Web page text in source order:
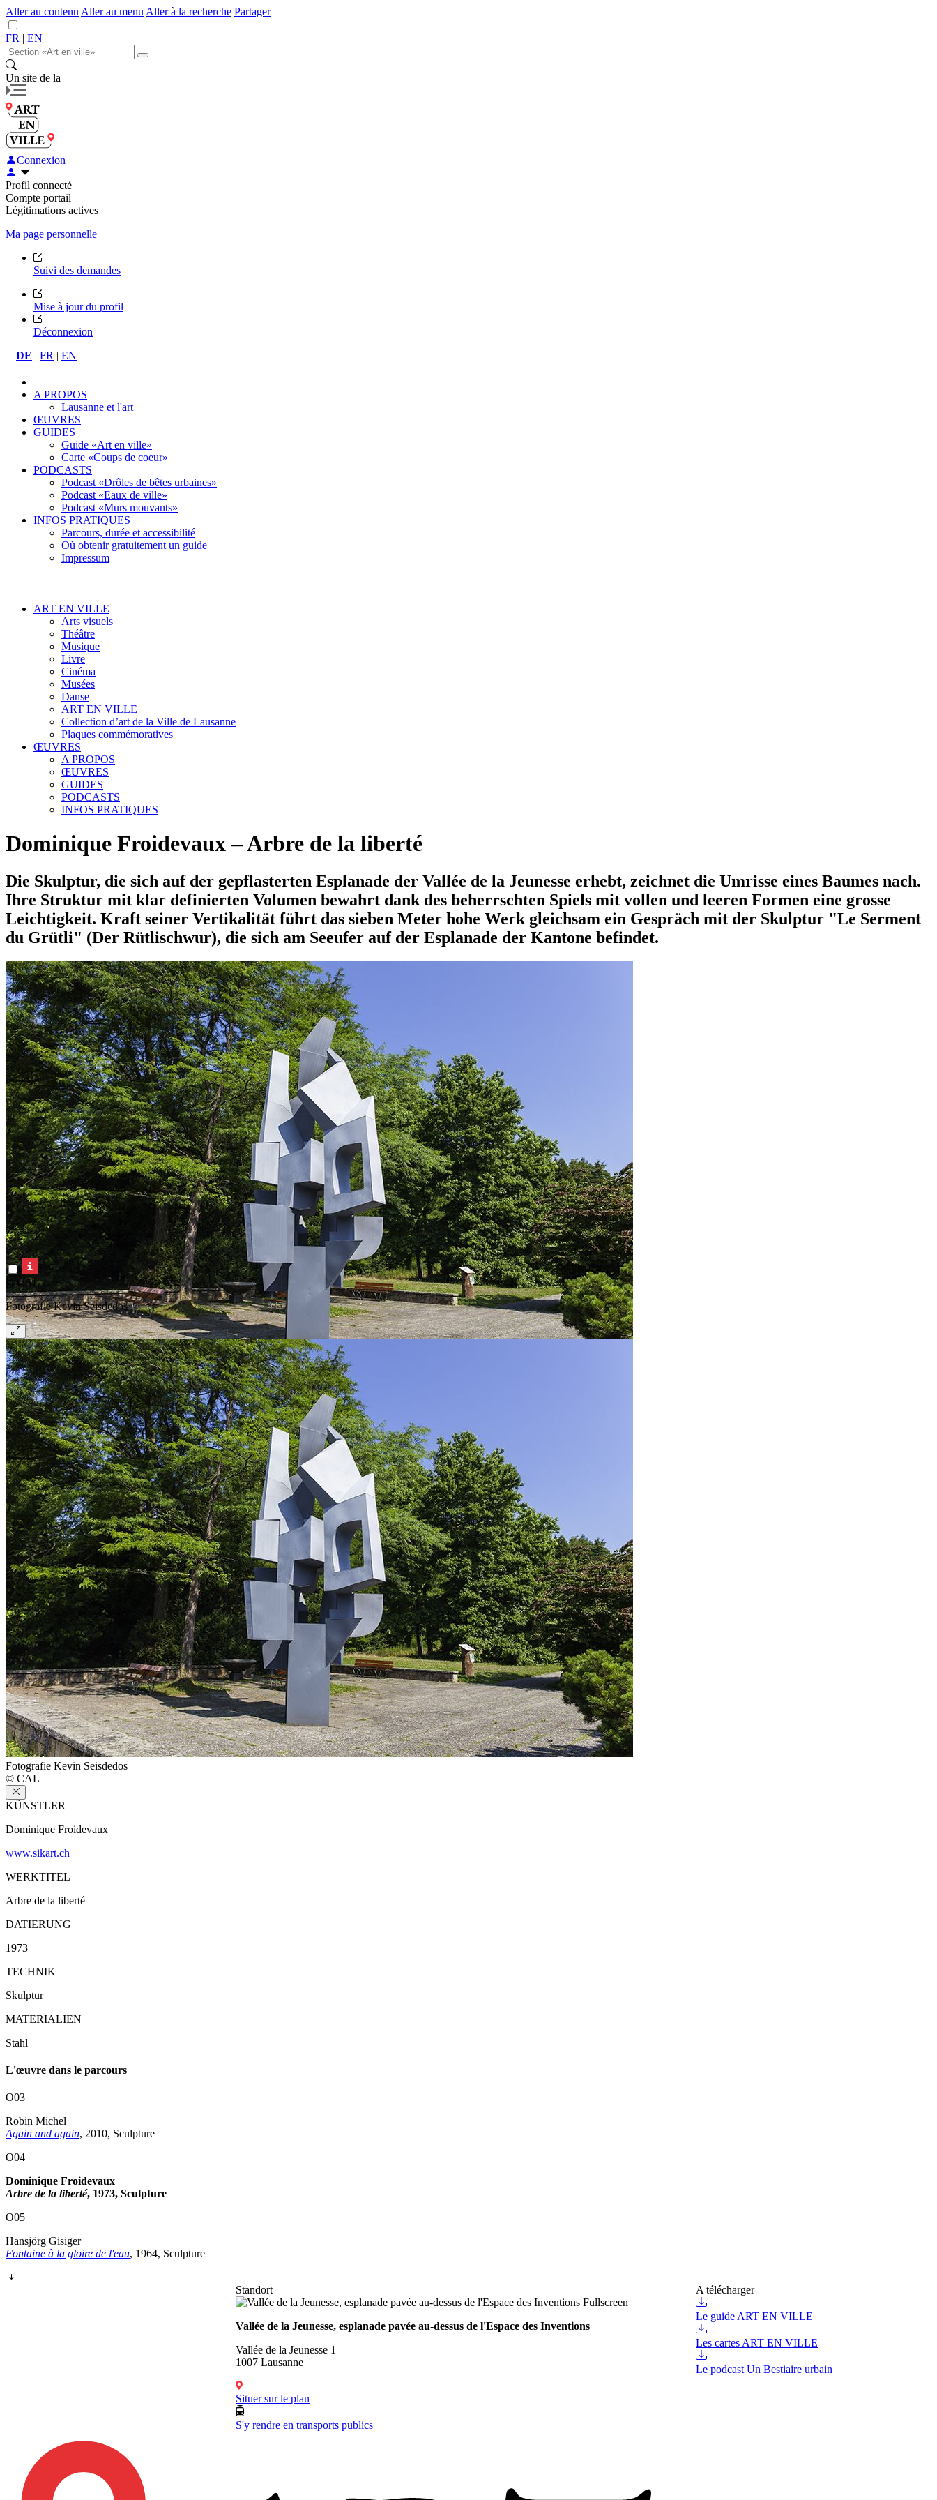
Aller au contenu Aller au menu Aller à la recherche Partager
FR | EN
Un site de la
Connexion
Profil connecté
Compte portail
Légitimations actives
Ma page personnelle
Suivi des demandes
Mise à jour du profil
Déconnexion
DE | FR | EN
A PROPOS
Lausanne et l'art
ŒUVRES
GUIDES
Guide «Art en ville»
Carte «Coups de coeur»
PODCASTS
Podcast «Drôles de bêtes urbaines»
Podcast «Eaux de ville»
Podcast «Murs mouvants»
INFOS PRATIQUES
Parcours, durée et accessibilité
Où obtenir gratuitement un guide
Impressum
ART EN VILLE
Arts visuels
Théâtre
Musique
Livre
Cinéma
Musées
Danse
ART EN VILLE
Collection d’art de la Ville de Lausanne
Plaques commémoratives
ŒUVRES
A PROPOS
ŒUVRES
GUIDES
PODCASTS
INFOS PRATIQUES
Dominique Froidevaux – Arbre de la liberté
Die Skulptur, die sich auf der gepflasterten Esplanade der Vallée de la Jeunesse erhebt, zeichnet die Umrisse eines Baumes nach.
Ihre Struktur mit klar definierten Volumen bewahrt dank des beherrschten Spiels mit vollen und leeren Formen eine grosse
Leichtigkeit. Kraft seiner Vertikalität führt das sieben Meter hohe Werk gleichsam ein Gespräch mit der Skulptur "Le Serment
du Grütli" (Der Rütlischwur), die sich am Seeufer auf der Esplanade der Kantone befindet.
© CAL
Fotografie Kevin Seisdedos
Fotografie Kevin Seisdedos
© CAL
KÜNSTLER
Dominique Froidevaux
www.sikart.ch
WERKTITEL
Arbre de la liberté
DATIERUNG
1973
TECHNIK
Skulptur
MATERIALIEN
Stahl
L'œuvre dans le parcours
O03
Robin Michel
Again and again, 2010, Sculpture
O04
Dominique Froidevaux
Arbre de la liberté, 1973, Sculpture
O05
Hansjörg Gisiger
Fontaine à la gloire de l'eau, 1964, Sculpture
Standort
Fullscreen
Vallée de la Jeunesse, esplanade pavée au-dessus de l'Espace des Inventions
Vallée de la Jeunesse 1
1007 Lausanne
Situer sur le plan
S'y rendre en transports publics
A télécharger
Le guide ART EN VILLE
Les cartes ART EN VILLE
Le podcast Un Bestiaire urbain